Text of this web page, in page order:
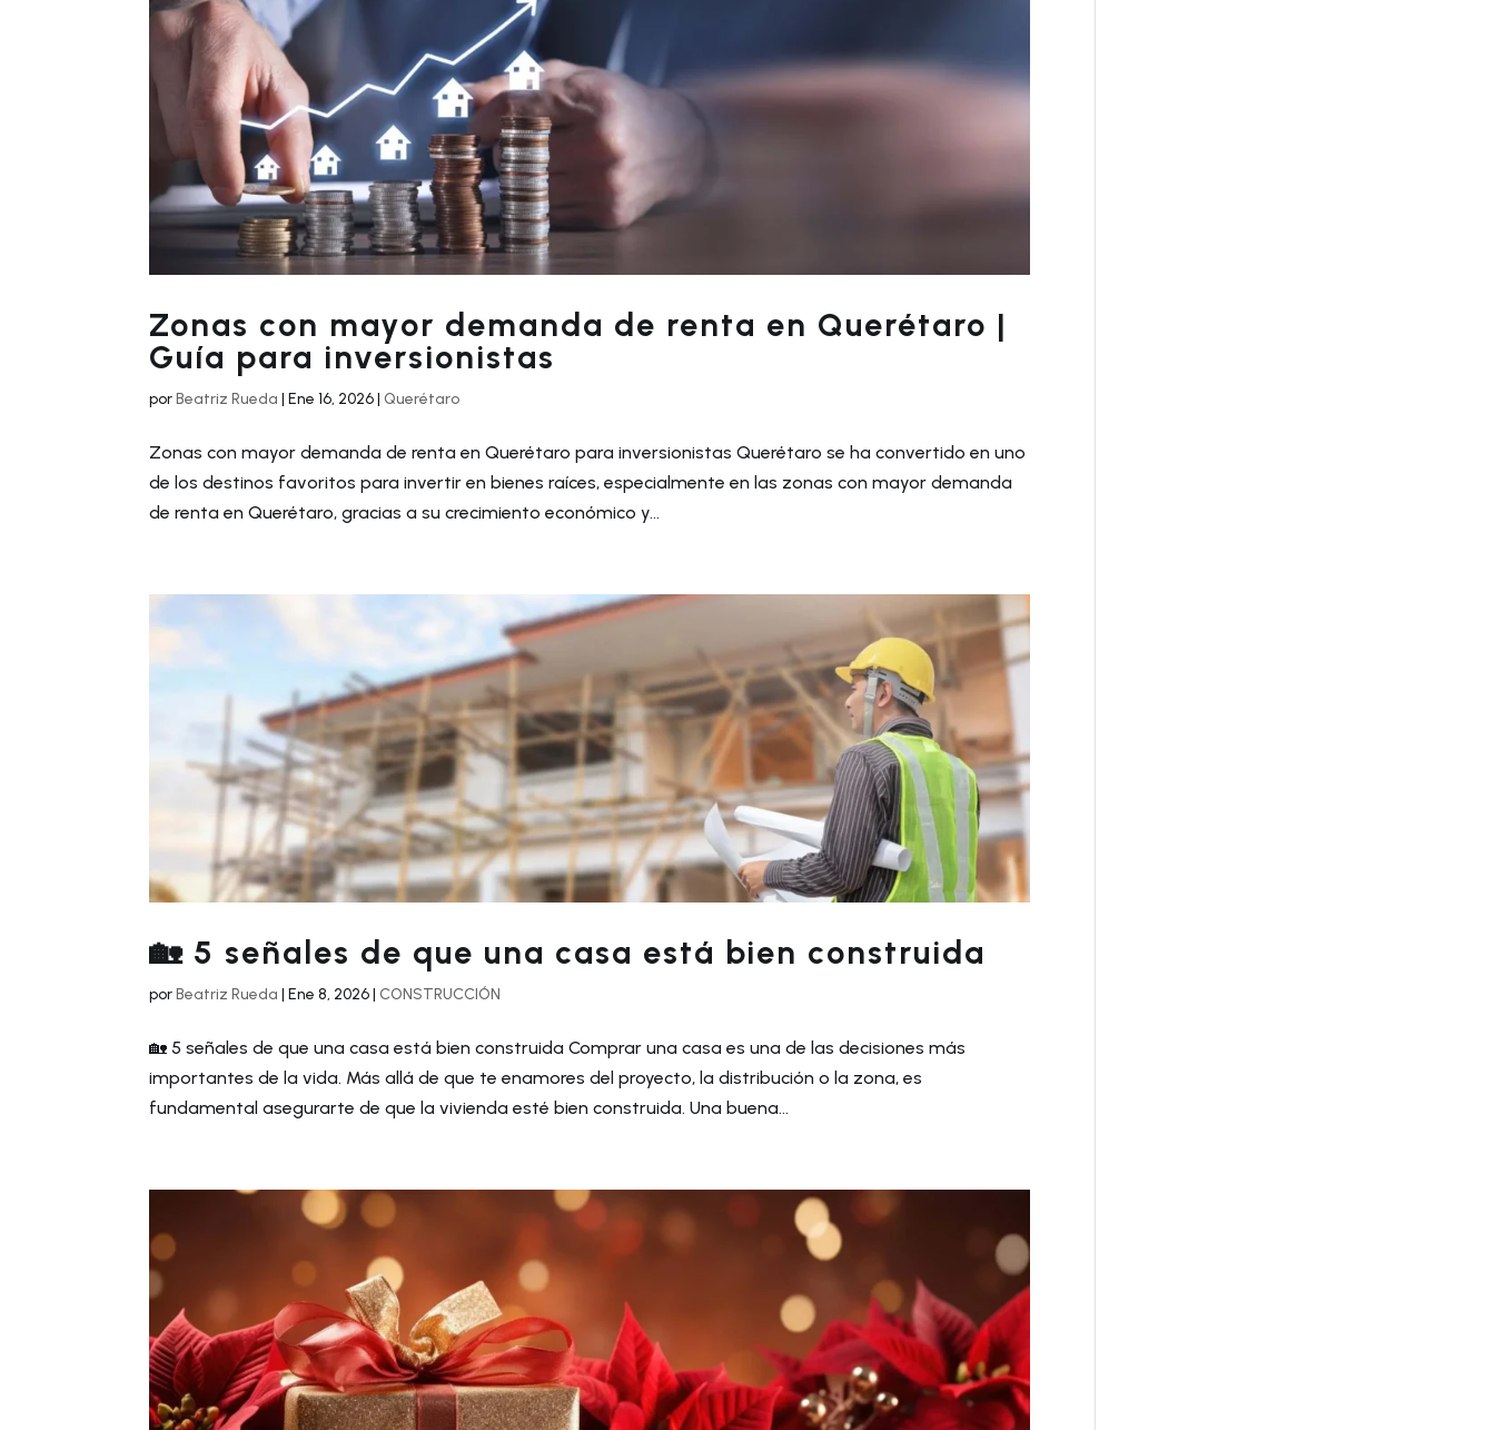
Zonas con mayor demanda de renta en Querétaro |
Guía para inversionistas
porBeatriz Rueda |Ene 16, 2026| Querétaro
Zonas con mayor demanda de renta en Querétaro para inversionistas Querétaro se ha convertido en uno
de los destinos favoritos para invertir en bienes raíces, especialmente en las zonas con mayor demanda
de renta en Querétaro, gracias a su crecimiento económico y...
🏡 5 señales de que una casa está bien construida
porBeatriz Rueda |Ene 8, 2026| CONSTRUCCIÓN
🏡 5 señales de que una casa está bien construida Comprar una casa es una de las decisiones más
importantes de la vida. Más allá de que te enamores del proyecto, la distribución o la zona, es
fundamental asegurarte de que la vivienda esté bien construida. Una buena...